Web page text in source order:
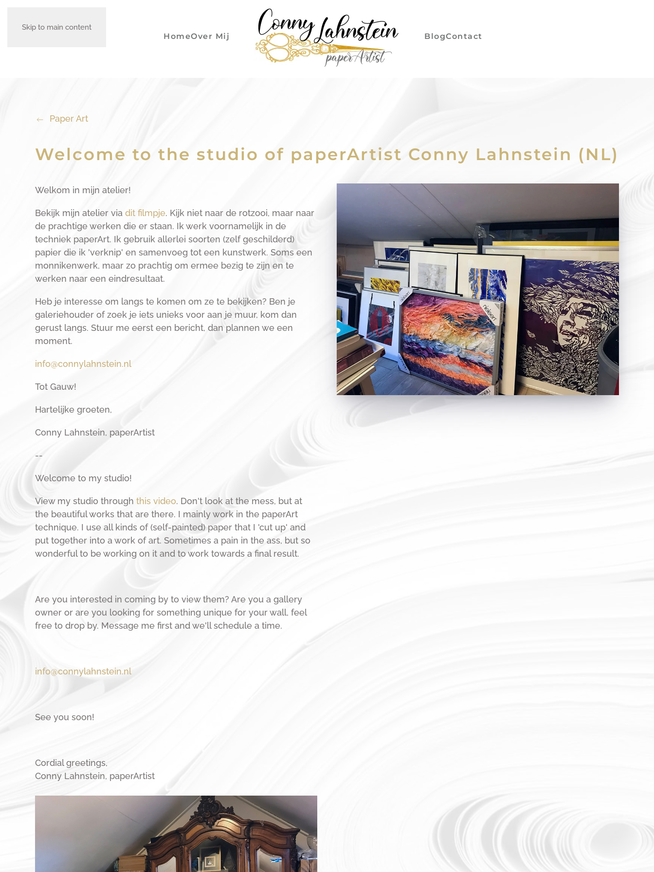
Skip to main content
HomeOver Mij BlogContact
Paper Art
Welcome to the studio of paperArtist Conny Lahnstein (NL)
Welkom in mijn atelier!
Bekijk mijn atelier via dit filmpje. Kijk niet naar de rotzooi, maar naar
de prachtige werken die er staan. Ik werk voornamelijk in de
techniek paperArt. Ik gebruik allerlei soorten (zelf geschilderd)
papier die ik 'verknip' en samenvoeg tot een kunstwerk. Soms een
monnikenwerk, maar zo prachtig om ermee bezig te zijn en te
werken naar een eindresultaat.
Heb je interesse om langs te komen om ze te bekijken? Ben je
galeriehouder of zoek je iets unieks voor aan je muur, kom dan
gerust langs. Stuur me eerst een bericht, dan plannen we een
moment.
info@connylahnstein.nl
Tot Gauw!
Hartelijke groeten,
Conny Lahnstein, paperArtist
--
Welcome to my studio!
View my studio through this video. Don't look at the mess, but at
the beautiful works that are there. I mainly work in the paperArt
technique. I use all kinds of (self-painted) paper that I 'cut up' and
put together into a work of art. Sometimes a pain in the ass, but so
wonderful to be working on it and to work towards a final result.
Are you interested in coming by to view them? Are you a gallery
owner or are you looking for something unique for your wall, feel
free to drop by. Message me first and we'll schedule a time.
info@connylahnstein.nl
See you soon!
Cordial greetings,
Conny Lahnstein, paperArtist